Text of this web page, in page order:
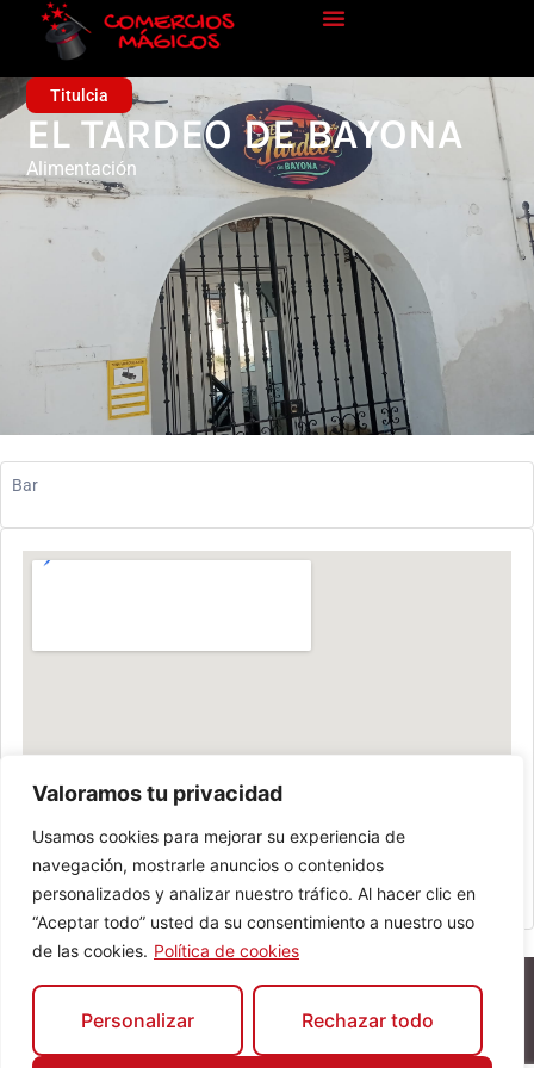
Valoramos tu privacidad
Usamos cookies para mejorar su experiencia de
navegación, mostrarle anuncios o contenidos
personalizados y analizar nuestro tráfico. Al hacer clic en
“Aceptar todo” usted da su consentimiento a nuestro uso
de las cookies. Política de cookies
Personalizar Rechazar todo
Titulcia
EL TARDEO DE BAYONA
Alimentación
Bar